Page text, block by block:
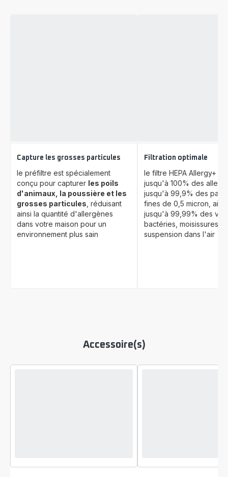
Capture les grosses particules
le préfiltre est spécialement
conçu pour capturer les poils
d'animaux, la poussière et les
grosses particules , réduisant
ainsi la quantité d'allergènes
dans votre maison pour un
environnement plus sain
Filtration optimale
le filtre HEPA Allergy+
jusqu'à 100% des
jusqu'à 99,9% des
fines de 0,5 micron,
jusqu'à 99,99% des
bactéries, moisissures,
suspension dans l'air
Accessoire(s)